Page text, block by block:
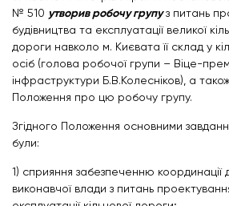
№ 510 утворив робочу групуз питань
будівництва та експлуатації великої
дороги навколо м. Києвата її склад у
осіб (голова робочої групи – Віце-
інфраструктури Б.В.Колесніков), а
Положення про цю робочу групу.
Згідного Положення основними
були:
1) сприяння забезпеченню координації
виконавчої влади з питань